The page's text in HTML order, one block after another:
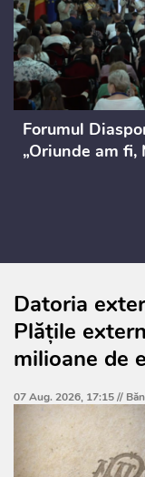
Forumul
„Oriunde am fi,
Datoria
Plățile
milioane de
07 Aug. 2026, 17:15 //